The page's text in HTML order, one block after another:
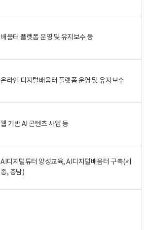
배움터 플랫폼 운영 및 유지보수 등
온라인 디지털배움터 플랫폼 운영 및 유지보수
웹 기반 AI 콘텐츠 사업 등
AI디지털튜터 양성교육, AI디지털배움터 구축(세
종, 충남)